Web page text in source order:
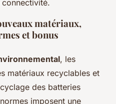
matériaux,
et bonus
, les
matériaux recyclables et
des batteries
imposent une